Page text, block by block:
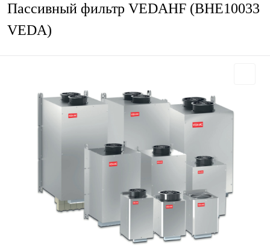
Пассивный фильтр VEDAHF (BHE10033
VEDA)